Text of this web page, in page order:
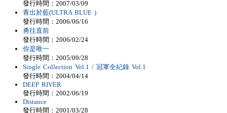
發行時間：2007/03/09
青出於藍(ULTRA BLUE )
發行時間：2006/06/16
勇往直前
發行時間：2006/02/24
你是唯一
發行時間：2005/09/28
Single Collection Vol.1 / 冠軍全紀錄 Vol.1
發行時間：2004/04/14
DEEP RIVER
發行時間：2002/06/19
Distance
發行時間：2001/03/28